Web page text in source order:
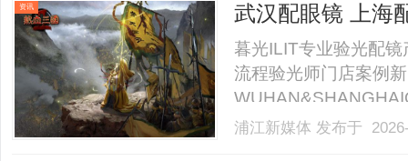
资讯 武汉配眼镜 上海
暮光ILIT专业验光配
流程验光师门店案例
业验光配镜的写字楼
浦江新媒体 发布于